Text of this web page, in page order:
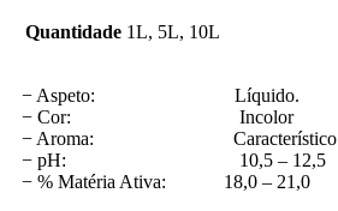
Quantidade 1L, 5L, 10L
− Aspeto: Líquido.
− Cor: Incolor
− Aroma: Característico
− pH: 10,5 – 12,5
− % Matéria Ativa: 18,0 – 21,0